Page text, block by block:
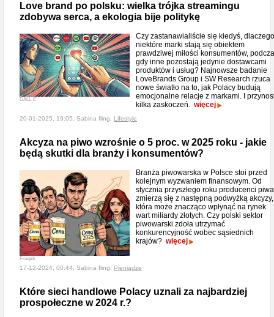
Love brand po polsku: wielka trójka streamingu
zdobywa serca, a ekologia bije politykę
DALL-E
Czy zastanawialiście się kiedyś, dlaczego
niektóre marki stają się obiektem
prawdziwej miłości konsumentów,
gdy inne pozostają jedynie dostawcami
produktów i usług? Najnowsze badanie
LoveBrands Group i SW Research rzuca
nowe światło na to, jak Polacy budują
emocjonalne relacje z markami. I
kilka zaskoczeń. więcej
20-01-2025, 19:05, Sabina Iling, Lifestyle
Akcyza na piwo wzrośnie o 5 proc. w 2025 roku - jakie
będą skutki dla branży i konsumentów?
Freepik
Branża piwowarska w Polsce stoi przed
kolejnym wyzwaniem finansowym. Od
stycznia przyszłego roku producenci piwa
zmierzą się z następną podwyżką akcyzy,
która może znacząco wpłynąć na rynek
wart miliardy złotych. Czy polski sektor
piwowarski zdoła utrzymać
konkurencyjność wobec sąsiednich
krajów? więcej
17-12-2024, 00:44, Sabina Iling, Pieniądze
Które sieci handlowe Polacy uznali za najbardziej
prospołeczne w 2024 r.?